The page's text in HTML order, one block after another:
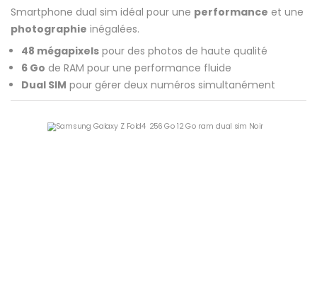
Smartphone dual sim idéal pour une performance et une
photographie inégalées.
48 mégapixels pour des photos de haute qualité
6 Go de RAM pour une performance fluide
Dual SIM pour gérer deux numéros simultanément